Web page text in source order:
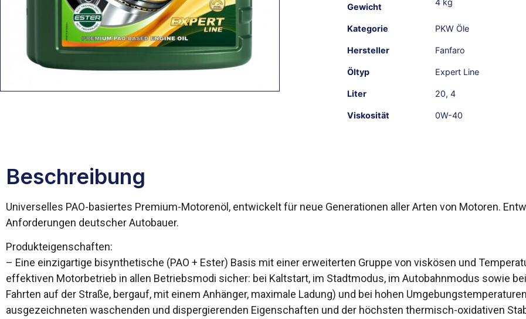
Gewicht
Kategorie PKW Öle
Hersteller Fanfaro
Öltyp Expert Line
Liter 20,4
Viskosität 0W-40
Beschreibung
Universelles PAO-basiertes Premium-Motorenöl, entwickelt für neue Generationen aller Arten von Motoren.
Anforderungen deutscher Autobauer.
Produkteigenschaften:
– Eine einzigartige bisynthetische (PAO + Ester) Basis mit einer erweiterten Gruppe von viskösen und
effektiven Motorbetrieb in allen Betriebsmodi sicher: bei Kaltstart, im Stadtmodus, im Autobahnmodus sowie
Fahrten auf der Straße, bergauf, mit einem Anhänger, maximale Ladung) und bei hohen
ausgezeichneten waschenden und dispergierenden Eigenschaften und der höchsten thermisch-oxidativen